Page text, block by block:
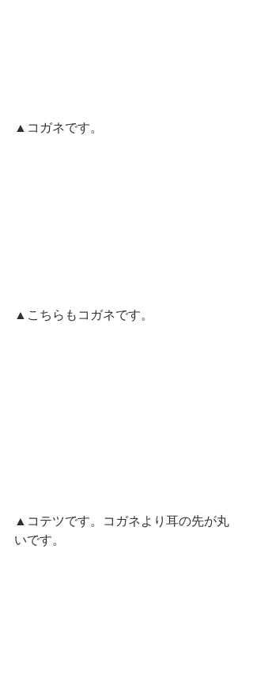
▲コガネです。
▲こちらもコガネです。
▲コテツです。コガネより耳の先が丸
いです。